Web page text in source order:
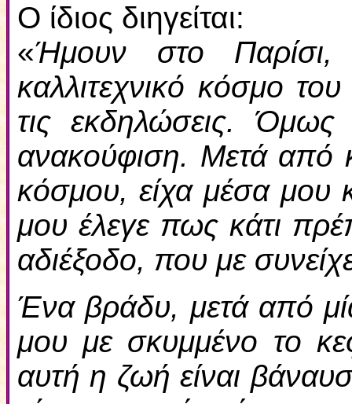
Ο ίδιος διηγείται:
«Ήμουν στο
καλλιτεχνικό κόσμο
τις εκδηλώσεις.
ανακούφιση. Μετά από
κόσμου, είχα μέσα μου
μου έλεγε πως κάτι
αδιέξοδο, που με
Ένα βράδυ, μετά από
μου με σκυμμένο το
αυτή η ζωή είναι